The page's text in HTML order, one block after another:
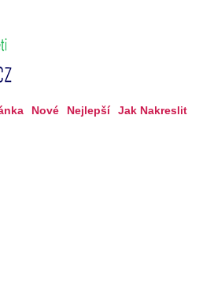
Nové Nejlepší Jak Nakreslit